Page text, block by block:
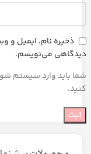
ذخیره نام، ایمیل و
دیدگاهی می‌نویسم.
شما باید وارد سیستم
کنید.